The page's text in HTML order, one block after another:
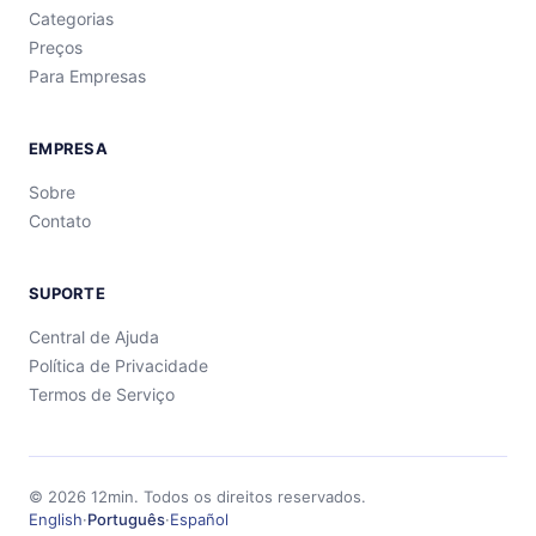
Categorias
Preços
Para Empresas
EMPRESA
Sobre
Contato
SUPORTE
Central de Ajuda
Política de Privacidade
Termos de Serviço
© 2026 12min. Todos os direitos reservados.
English·Português·Español